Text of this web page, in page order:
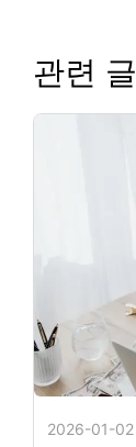
관련 글
2026-01-02